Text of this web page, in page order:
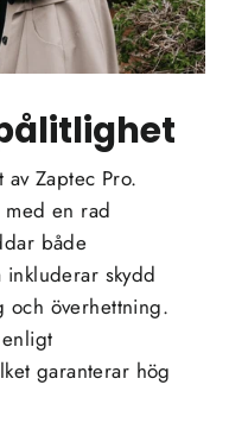
Zaptec Pro.
med en rad
både
skydd
och överhettning.
garanterar hög